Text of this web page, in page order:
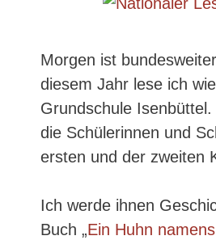
Morgen ist
diesem Jahr lese ich
Grundschule
die Schülerinnen und
ersten und der zweiten
Ich werde ihnen
Buch „Ein Huhn